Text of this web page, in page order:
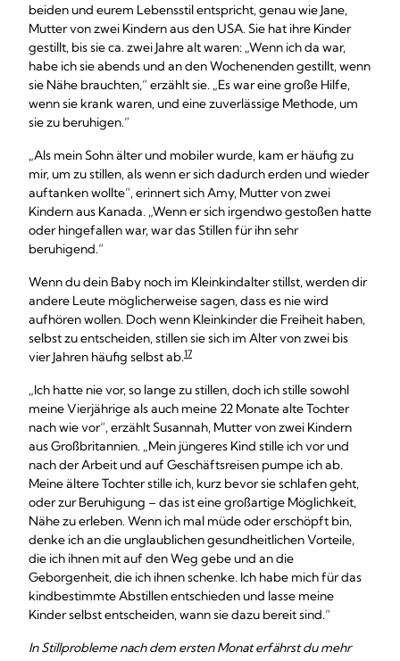
beiden und eurem Lebensstil entspricht, genau wie Jane,
Mutter von zwei Kindern aus den USA. Sie hat ihre Kinder
gestillt, bis sie ca. zwei Jahre alt waren: „Wenn ich da war,
habe ich sie abends und an den Wochenenden gestillt, wenn
sie Nähe brauchten,“ erzählt sie. „Es war eine große Hilfe,
wenn sie krank waren, und eine zuverlässige Methode, um
sie zu beruhigen.“
„Als mein Sohn älter und mobiler wurde, kam er häufig zu
mir, um zu stillen, als wenn er sich dadurch erden und wieder
auftanken wollte“, erinnert sich Amy, Mutter von zwei
Kindern aus Kanada. „Wenn er sich irgendwo gestoßen hatte
oder hingefallen war, war das Stillen für ihn sehr
beruhigend.“
Wenn du dein Baby noch im Kleinkindalter stillst, werden dir
andere Leute möglicherweise sagen, dass es nie wird
aufhören wollen. Doch wenn Kleinkinder die Freiheit haben,
selbst zu entscheiden, stillen sie sich im Alter von zwei bis
vier Jahren häufig selbst ab.17
„Ich hatte nie vor, so lange zu stillen, doch ich stille sowohl
meine Vierjährige als auch meine 22 Monate alte Tochter
nach wie vor“, erzählt Susannah, Mutter von zwei Kindern
aus Großbritannien. „Mein jüngeres Kind stille ich vor und
nach der Arbeit und auf Geschäftsreisen pumpe ich ab.
Meine ältere Tochter stille ich, kurz bevor sie schlafen geht,
oder zur Beruhigung – das ist eine großartige Möglichkeit,
Nähe zu erleben. Wenn ich mal müde oder erschöpft bin,
denke ich an die unglaublichen gesundheitlichen Vorteile,
die ich ihnen mit auf den Weg gebe und an die
Geborgenheit, die ich ihnen schenke. Ich habe mich für das
kindbestimmte Abstillen entschieden und lasse meine
Kinder selbst entscheiden, wann sie dazu bereit sind.“
In Stillprobleme nach dem ersten Monat erfährst du mehr